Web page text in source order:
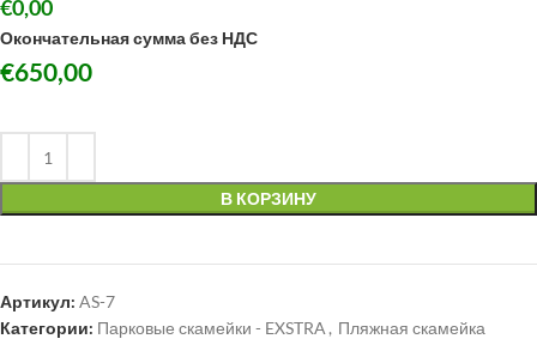
€0,00
Окончательная сумма без НДС
€650,00
В КОРЗИНУ
Артикул: AS-7
Категории: Парковые скамейки - EXSTRA , Пляжная скамейка